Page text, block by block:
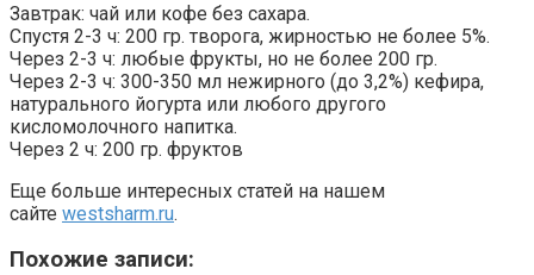
Завтрак: чай или кофе без сахара.
Спустя 2-3 ч: 200 гр. творога, жирностью не более 5%.
Через 2-3 ч: любые фрукты, но не более 200 гр.
Через 2-3 ч: 300-350 мл нежирного (до 3,2%) кефира,
натурального йогурта или любого другого
кисломолочного напитка.
Через 2 ч: 200 гр. фруктов
Еще больше интересных статей на нашем
сайте westsharm.ru.
Похожие записи: